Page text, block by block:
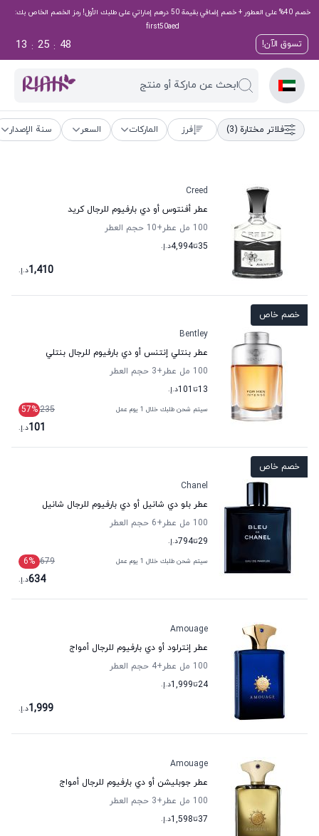
خصم 40% على العطور + خصم إضافي بقيمة 50 درهم إماراتي على طلبك الأول! رمز الخصم الخاص بك:
first50aed
تسوق الآن! 47
:
25
:
13
ابحث عن ماركة أو منتج
فلاتر مختارة (3) فرز الماركات السعر سنة الإصدار
Creed
عطر أفنتوس أو دي بارفيوم للرجال كريد
100 مل عطر
+10
حجم العطر
35تا4,994د.إ.
1,410د.إ.
خصم خاص
Bentley
عطر بنتلي إنتنس أو دي بارفيوم للرجال بنتلي
100 مل عطر
+3
حجم العطر
13تا 101د.إ.
سيتم شحن طلبك خلال 1 يوم عمل 235
57%
101د.إ.
خصم خاص
Chanel
عطر بلو دي شانيل أو دي بارفيوم للرجال شانيل
100 مل عطر
+6
حجم العطر
29تا794د.إ.
سيتم شحن طلبك خلال 1 يوم عمل 679
6%
634د.إ.
Amouage
عطر إنترلود أو دي بارفيوم للرجال أمواج
100 مل عطر
+4
حجم العطر
24تا1,999د.إ.
1,999د.إ.
Amouage
عطر جوبليشن أو دي بارفيوم للرجال أمواج
100 مل عطر
+3
حجم العطر
37تا1,598د.إ.